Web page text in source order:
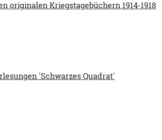
Kriegstagebüchern 1914-1918
'Schwarzes Quadrat'